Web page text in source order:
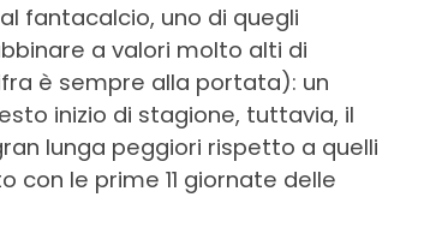
fantacalcio, uno di quegli
a valori molto alti di
è sempre alla portata): un
inizio di stagione, tuttavia, il
lunga peggiori rispetto a quelli
le prime 11 giornate delle